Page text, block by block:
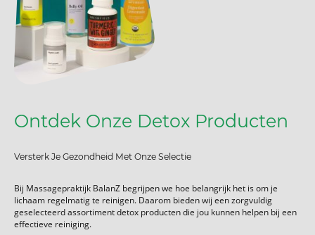
Ontdek Onze Detox Producten
Versterk Je Gezondheid Met Onze Selectie
Bij Massagepraktijk BalanZ begrijpen we hoe belangrijk het is om je
lichaam regelmatig te reinigen. Daarom bieden wij een zorgvuldig
geselecteerd assortiment detox producten die jou kunnen helpen bij een
effectieve reiniging.